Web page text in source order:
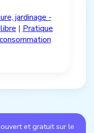
jardinage -
|Pratique
et gratuit sur le